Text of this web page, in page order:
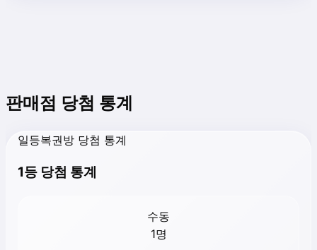
판매점 당첨 통계
일등복권방 당첨 통계
1등 당첨 통계
수동
1명